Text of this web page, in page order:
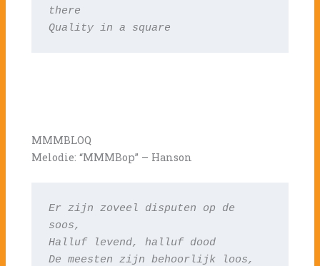
there
Quality in a square
MMMBLOQ
Melodie: “MMMBop” – Hanson
Er zijn zoveel disputen op de
soos,
Halluf levend, halluf dood
De meesten zijn behoorlijk loos,